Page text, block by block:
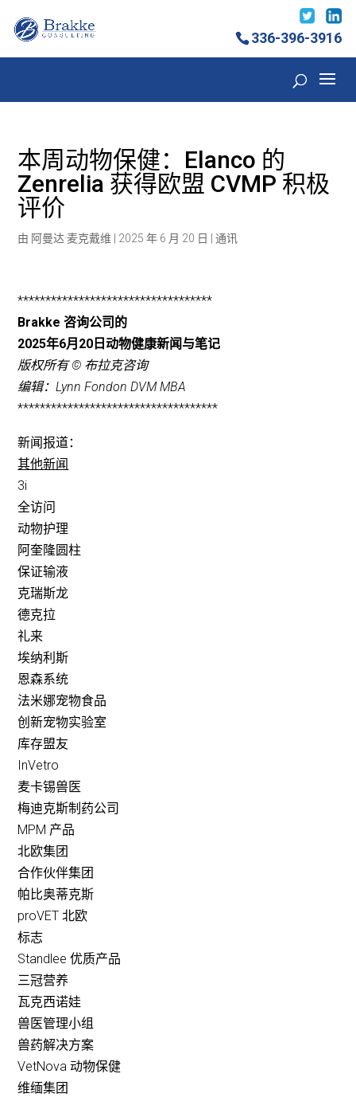
336-396-3916
本周动物保健：Elanco 的
Zenrelia 获得欧盟 CVMP 积极
评价
由 阿曼达·麦克戴维 2025 年 6 月 20 日 |通讯
***********************************
Brakke 咨询公司的
2025年6月20日动物健康新闻与笔记
版权所有 © 布拉克咨询
编辑：Lynn Fondon DVM MBA
************************************
新闻报道：
其他新闻
3i
全访问
动物护理
阿奎隆圆柱
保证输液
克瑞斯龙
德克拉
礼来
埃纳利斯
恩森系统
法米娜宠物食品
创新宠物实验室
库存盟友
InVetro
麦卡锡兽医
梅迪克斯制药公司
MPM 产品
北欧集团
合作伙伴集团
帕比奥蒂克斯
proVET 北欧
标志
Standlee 优质产品
三冠营养
瓦克西诺娃
兽医管理小组
兽药解决方案
VetNova 动物保健
维缅集团